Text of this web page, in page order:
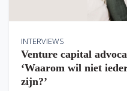
INTERVIEWS
Venture capital
‘Waarom wil niet
zijn?’